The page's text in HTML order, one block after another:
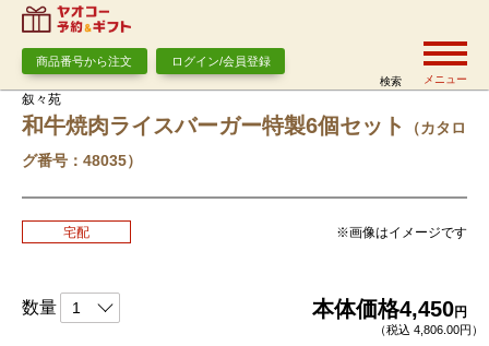
商品番号から注文 ログイン/会員登録
検索 メニュー
叙々苑
和牛焼肉ライスバーガー特製6個セット
（カタロ
グ番号：48035）
宅配 ※画像はイメージです
数量 本体価格4,450円
（税込 4,806.00円）